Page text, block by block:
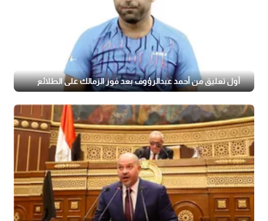
أول تعليق من أحمد عبدالرؤوف بعد فوز الزمالك على الطلائع